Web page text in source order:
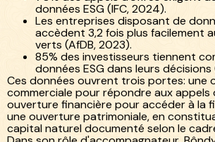
données ESG (IFC, 2024).
Les entreprises disposant de
accèdent 3,2 fois plus facilement
verts (AfDB, 2023).
85% des investisseurs tiennent
données ESG dans leurs décisions
Ces données ouvrent trois portes: une
commerciale pour répondre aux appels
ouverture financière pour accéder à la
une ouverture patrimoniale, en
capital naturel documenté selon le